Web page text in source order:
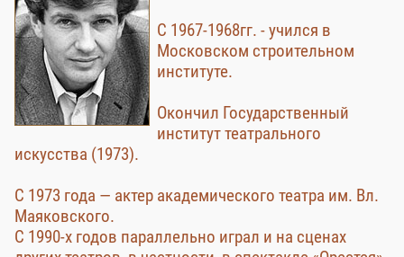
С 1967-1968гг. - учился в
Московском строительном
институте.
Окончил Государственный
институт театрального
искусства (1973).
С 1973 года — актер академического театра им. Вл.
Маяковского.
С 1990-х годов параллельно играл и на сценах